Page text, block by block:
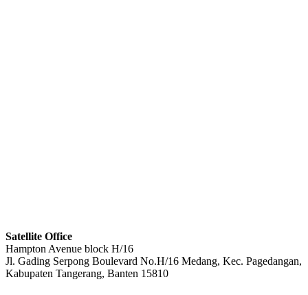
Satellite Office
Hampton Avenue block H/16
Jl. Gading Serpong Boulevard No.H/16 Medang, Kec. Pagedangan,
Kabupaten Tangerang, Banten 15810